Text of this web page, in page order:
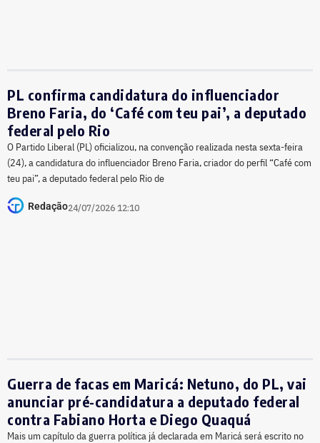
PL confirma candidatura do influenciador
Breno Faria, do ‘Café com teu pai’, a deputado
federal pelo Rio
O Partido Liberal (PL) oficializou, na convenção realizada nesta sexta-feira
(24), a candidatura do influenciador Breno Faria, criador do perfil “Café com
teu pai”, a deputado federal pelo Rio de
Redação24/07/2026 12:10
Guerra de facas em Maricá: Netuno, do PL, vai
anunciar pré-candidatura a deputado federal
contra Fabiano Horta e Diego Quaquá
Mais um capítulo da guerra política já declarada em Maricá será escrito no